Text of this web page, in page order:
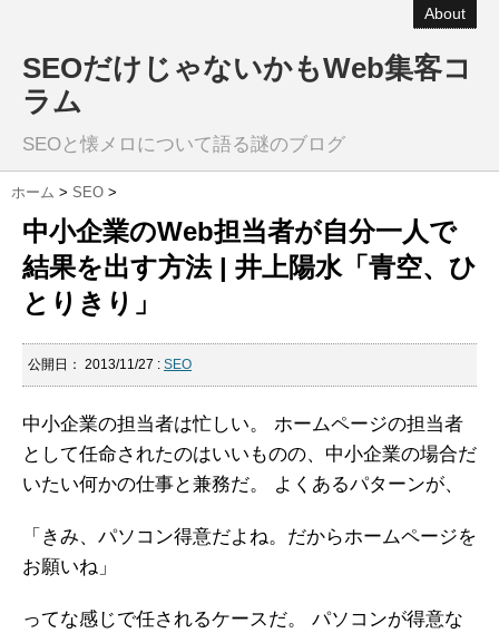
About
SEOだけじゃないかもWeb集客コ
ラム
SEOと懐メロについて語る謎のブログ
ホーム > SEO >
中小企業のWeb担当者が自分一人で
結果を出す方法 | 井上陽水「青空、ひ
とりきり」
公開日： 2013/11/27 : SEO
中小企業の担当者は忙しい。 ホームページの担当者
として任命されたのはいいものの、中小企業の場合だ
いたい何かの仕事と兼務だ。 よくあるパターンが、
「きみ、パソコン得意だよね。だからホームページを
お願いね」
ってな感じで任されるケースだ。 パソコンが得意な